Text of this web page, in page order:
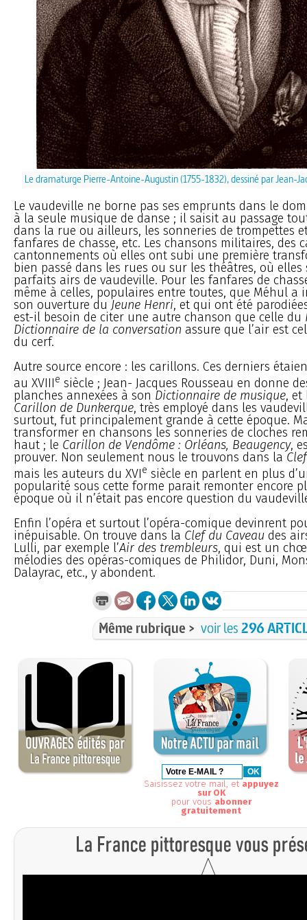
Le dramaturge Pierre-Antoine-Augustin (1755-1832), dessiné par Jean-
Le vaudeville ne borne pas ses emprunts dans le
à la seule musique de danse ; il saisit au passage
dans la rue ou ailleurs, les sonneries de trompettes
fanfares de chasse, etc. Les chansons militaires, des
cantonnements où elles ont subi une première
bien passé dans les rues ou sur les théâtres, où elles
parfaits airs de vaudeville. Pour les fanfares de
même à celles, populaires entre toutes, que Méhul a
son ouverture du Jeune Henri, et qui ont été
est-il besoin de citer une autre chanson que celle du
Dictionnaire de la conversation assure que l’air est
du cerf.
Autre source encore : les carillons. Ces derniers
au XVIIIe siècle ; Jean- Jacques Rousseau en donne
planches annexées à son Dictionnaire de musique, et
Carillon de Dunkerque, très employé dans les
surtout, fut principalement grande à cette époque.
transformer en chansons les sonneries de cloches
haut ; le Carillon de Vendôme : Orléans, Beaugency,
prouver. Non seulement nous le trouvons dans la
mais les auteurs du XVIe siècle en parlent en plus
popularité sous cette forme parait remonter encore
époque où il n’était pas encore question du
Enfin l’opéra et surtout l’opéra-comique devinrent
inépuisable. On trouve dans la Clef du Caveau des
Lulli, par exemple l’Air des trembleurs, qui est un
mélodies des opéras-comiques de Philidor, Duni,
Dalayrac, etc., y abondent.
Même rubrique > voir les296
Saisissez votre mail, et appuyez
sur OK
pour vous abonner
gratuitement